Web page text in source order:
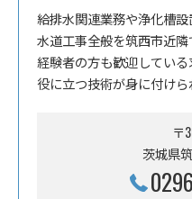
給排水関連業務や浄化槽
水道工事全般を筑西市近
経験者の方も歓迎してい
役に立つ技術が身に付けら
〒
茨城県